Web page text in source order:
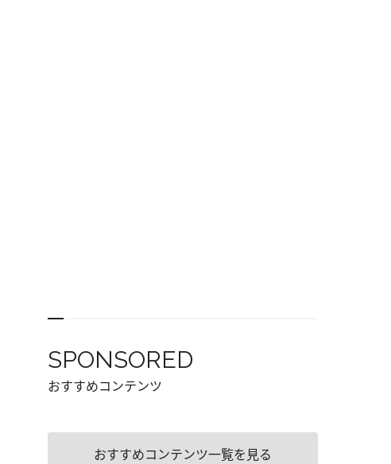
SPONSORED
おすすめコンテンツ
おすすめコンテンツ一覧を見る